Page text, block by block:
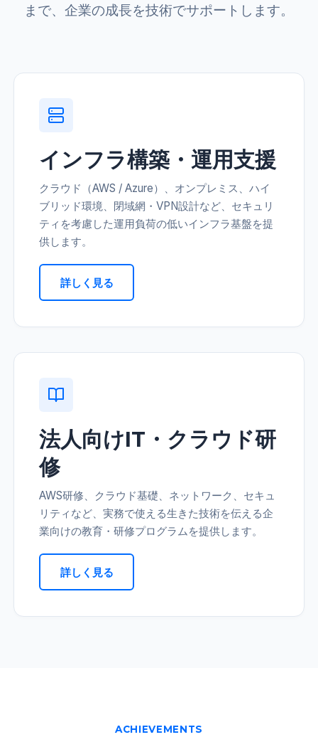
まで、企業の成長を技術でサポートします。
インフラ構築・運用支援
クラウド（AWS / Azure）、オンプレミス、ハイ
ブリッド環境、閉域網・VPN設計など、セキュリ
ティを考慮した運用負荷の低いインフラ基盤を提
供します。
詳しく見る
法人向けIT・クラウド研
修
AWS研修、クラウド基礎、ネットワーク、セキュ
リティなど、実務で使える生きた技術を伝える企
業向けの教育・研修プログラムを提供します。
詳しく見る
ACHIEVEMENTS